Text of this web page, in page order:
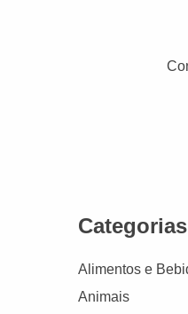
Categorias
Alimentos e
Animais